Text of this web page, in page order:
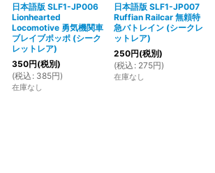
日本語版 SLF1-JP006
Lionhearted
Locomotive 勇気機関車
ブレイブポッポ (シーク
レットレア)
350円(税別)
(税込 : 385円)
在庫なし
日本語版 SLF1-JP007
Ruffian Railcar 無頼特
急バトレイン (シークレ
ットレア)
250円(税別)
(税込 : 275円)
在庫なし